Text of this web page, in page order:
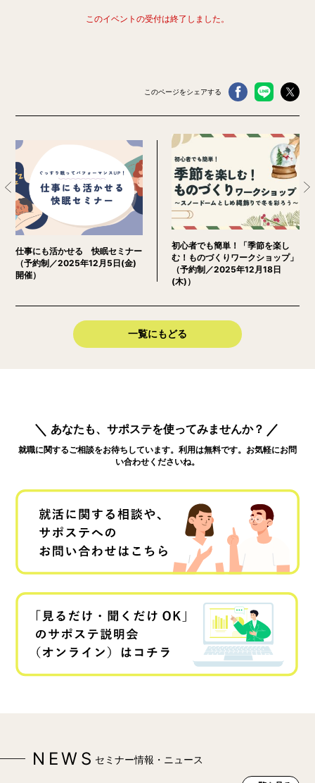
このイベントの受付は終了しました。
このページをシェアする
仕事にも活かせる 快眠セミナー
（予約制／2025年12月5日(金)
開催）
初心者でも簡単！「季節を楽し
む！ものづくりワークショップ」
（予約制／2025年12月18日
(木)）
一覧にもどる
あなたも、サポステを使ってみませんか？
就職に関するご相談をお待ちしています。利用は無料です。お気軽にお問
い合わせくださいね。
NEWS セミナー情報・ニュース